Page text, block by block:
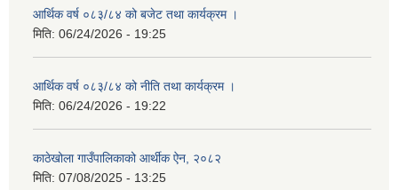
आर्थिक वर्ष ०८३/८४ को बजेट तथा कार्यक्रम ।
मिति: 06/24/2026 - 19:25
आर्थिक वर्ष ०८३/८४ को नीति तथा कार्यक्रम ।
मिति: 06/24/2026 - 19:22
काठेखोला गाउँपालिकाको आर्थीक ऐन, २०८२
मिति: 07/08/2025 - 13:25